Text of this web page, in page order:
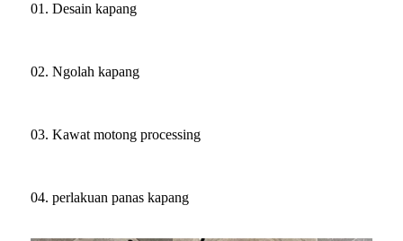
01. Desain kapang
02. Ngolah kapang
03. Kawat motong processing
04. perlakuan panas kapang